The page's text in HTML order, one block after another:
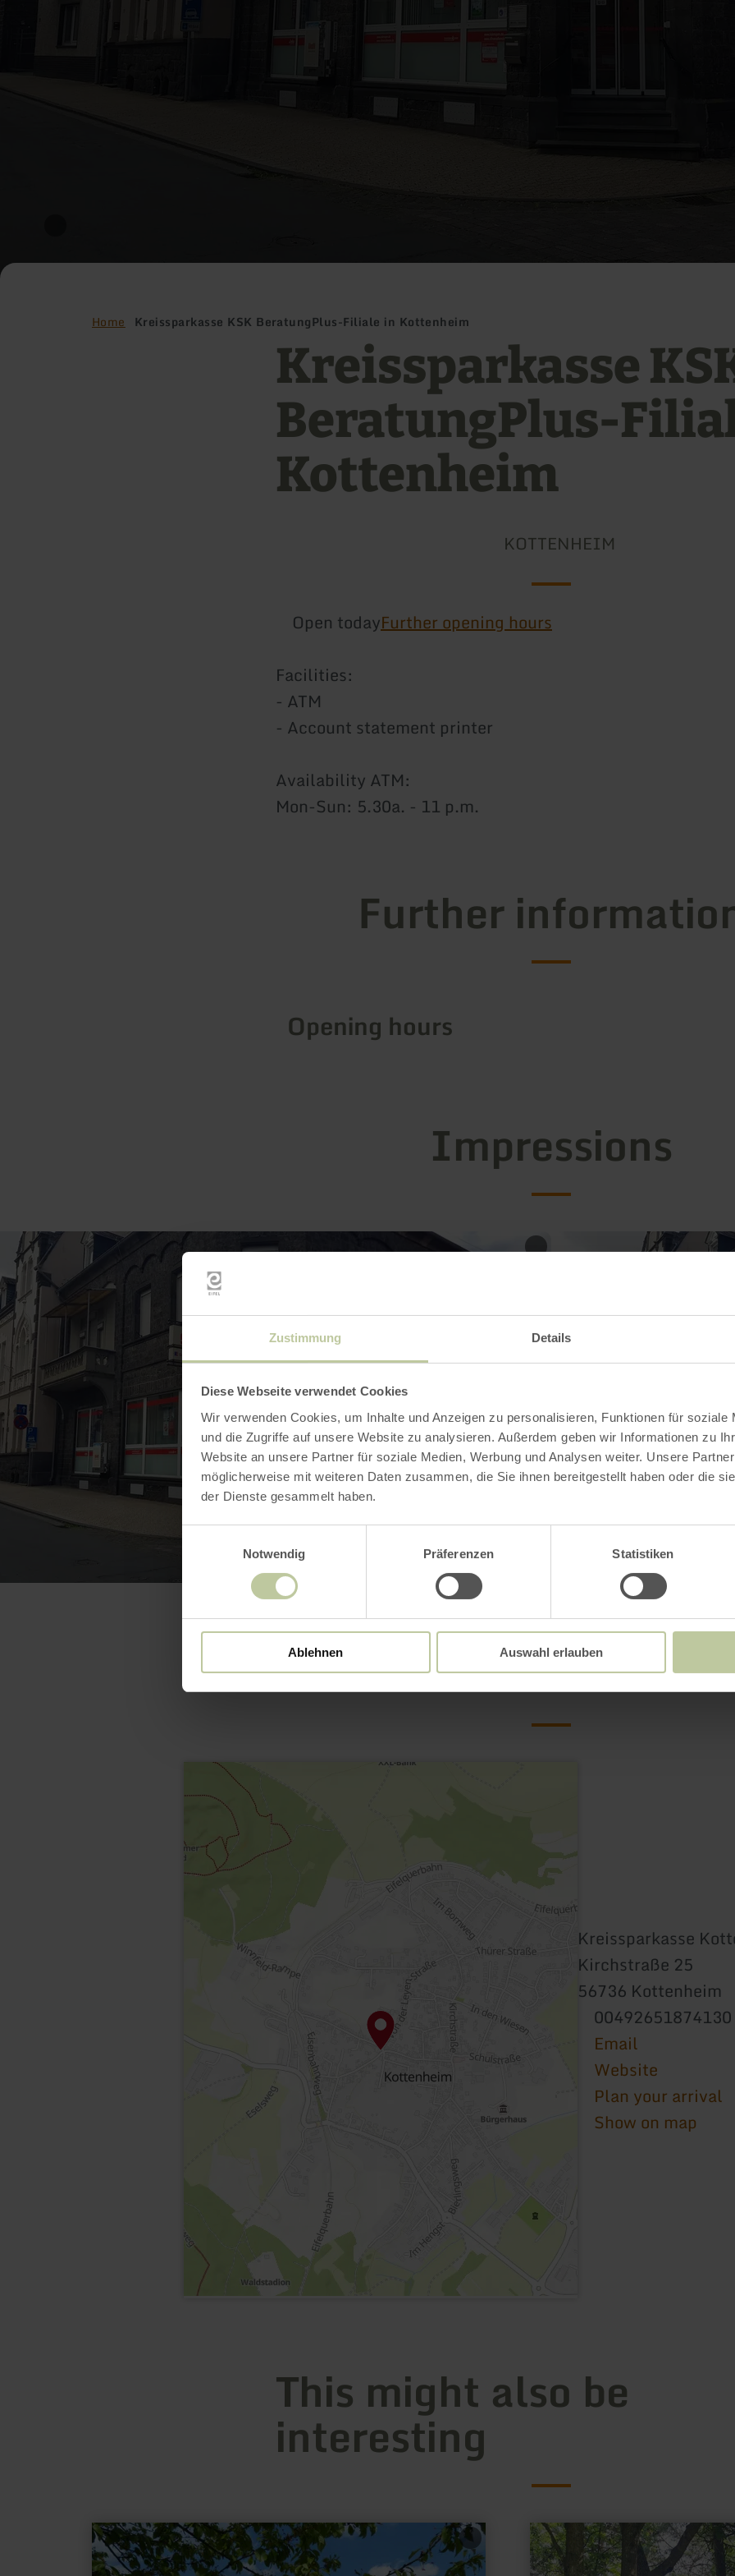
Zustimmung Details
Diese Webseite verwendet Cookies
Wir verwenden Cookies, um Inhalte und Anzeigen zu personalisieren, Funktionen für soziale
und die Zugriffe auf unsere Website zu analysieren. Außerdem geben wir Informationen zu
Website an unsere Partner für soziale Medien, Werbung und Analysen weiter. Unsere
möglicherweise mit weiteren Daten zusammen, die Sie ihnen bereitgestellt haben oder die
der Dienste gesammelt haben.
Notwendig
Präferenzen Statistiken
Ablehnen Auswahl erlauben
Home Kreissparkasse KSK BeratungPlus-Filiale in Kottenheim
Kreissparkasse
BeratungPlus-
Kottenheim
KOTTENHEIM
Open todayFurther opening hours
Facilities:
- ATM
- Account statement printer
Availability ATM:
Mon-Sun: 5.30a. - 11 p.m.
Further
Opening hours
Impressions
Contact
Kreissparkasse
Kirchstraße 25
56736 Kottenheim
00492651874130
Email
Website
Plan your arrival
Show on map
This might also be
interesting
learn
more
about:
Ortsgemeinde
learn
more
about:
Rastplatz